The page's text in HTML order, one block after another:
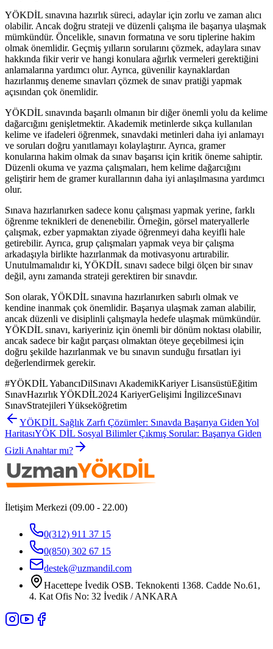
YÖKDİL sınavına hazırlık süreci, adaylar için zorlu ve zaman alıcı
olabilir. Ancak doğru strateji ve düzenli çalışma ile başarıya ulaşmak
mümkündür. Öncelikle, sınavın formatına ve soru tiplerine hakim
olmak önemlidir. Geçmiş yılların sorularını çözmek, adaylara sınav
hakkında fikir verir ve hangi konulara ağırlık vermeleri gerektiğini
anlamalarına yardımcı olur. Ayrıca, güvenilir kaynaklardan
hazırlanmış deneme sınavları çözmek de sınav pratiği yapmak
açısından çok önemlidir.
YÖKDİL sınavında başarılı olmanın bir diğer önemli yolu da kelime
dağarcığını genişletmektir. Akademik metinlerde sıkça kullanılan
kelime ve ifadeleri öğrenmek, sınavdaki metinleri daha iyi anlamayı
ve soruları doğru yanıtlamayı kolaylaştırır. Ayrıca, gramer
konularına hakim olmak da sınav başarısı için kritik öneme sahiptir.
Düzenli okuma ve yazma çalışmaları, hem kelime dağarcığını
geliştirir hem de gramer kurallarının daha iyi anlaşılmasına yardımcı
olur.
Sınava hazırlanırken sadece konu çalışması yapmak yerine, farklı
öğrenme teknikleri de denenebilir. Örneğin, görsel materyallerle
çalışmak, ezber yapmaktan ziyade öğrenmeyi daha keyifli hale
getirebilir. Ayrıca, grup çalışmaları yapmak veya bir çalışma
arkadaşıyla birlikte hazırlanmak da motivasyonu artırabilir.
Unutulmamalıdır ki, YÖKDİL sınavı sadece bilgi ölçen bir sınav
değil, aynı zamanda strateji gerektiren bir sınavdır.
Son olarak, YÖKDİL sınavına hazırlanırken sabırlı olmak ve
kendine inanmak çok önemlidir. Başarıya ulaşmak zaman alabilir,
ancak düzenli ve disiplinli çalışmayla hedefe ulaşmak mümkündür.
YÖKDİL sınavı, kariyeriniz için önemli bir dönüm noktası olabilir,
ancak sadece bir kağıt parçası olmaktan öteye geçebilmesi için
doğru şekilde hazırlanmak ve bu sınavın sunduğu fırsatları iyi
değerlendirmek gerekir.
#YÖKDİL YabancıDilSınavı AkademikKariyer LisansüstüEğitim
SınavHazırlık YÖKDİL2024 KariyerGelişimi İngilizceSınavı
SınavStratejileri Yükseköğretim
YÖKDİL Sağlık Zarfı Çözümler: Sınavda Başarıya Giden Yol
HaritasıYÖK DİL Sosyal Bilimler Çıkmış Sorular: Başarıya Giden
Gizli Anahtar mı?
İletişim Merkezi (09.00 - 22.00)
0(312) 911 37 15
0(850) 302 67 15
destek@uzmandil.com
Hacettepe İvedik OSB. Teknokenti 1368. Cadde No.61,
4. Kat Ofis No: 32 İvedik / ANKARA